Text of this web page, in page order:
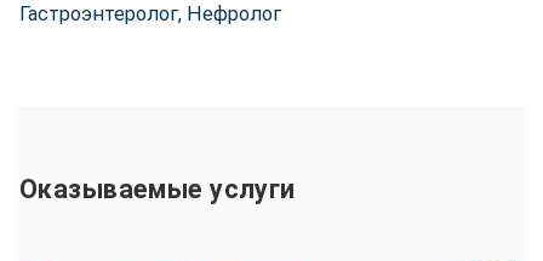
Гастроэнтеролог, Нефролог
Оказываемые услуги